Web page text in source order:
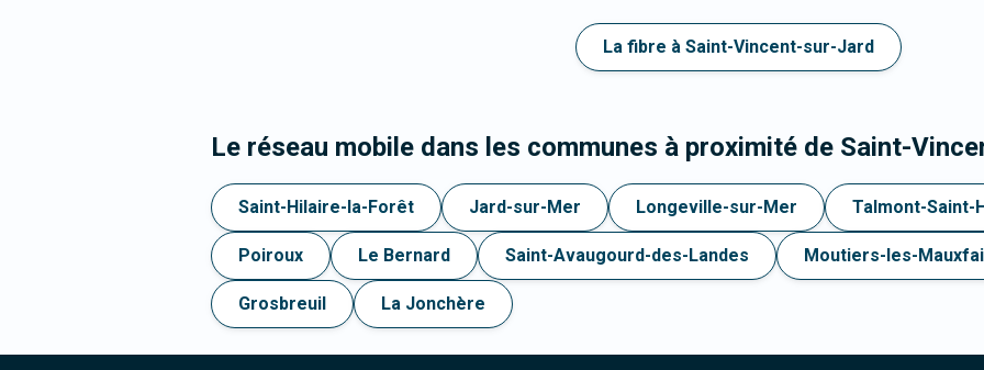
La fibre à Saint-Vincent-sur-Jard
Le réseau mobile dans les communes à proximité de Saint-
Saint-Hilaire-la-Forêt Jard-sur-Mer Longeville-sur-Mer Talmont-Saint-
Poiroux Le Bernard Saint-Avaugourd-des-Landes Moutiers-les-
Grosbreuil La Jonchère